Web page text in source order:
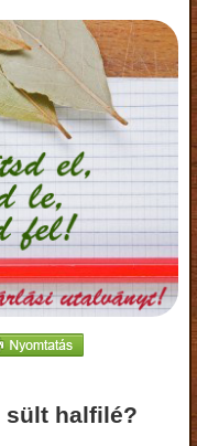
sült halfilé?